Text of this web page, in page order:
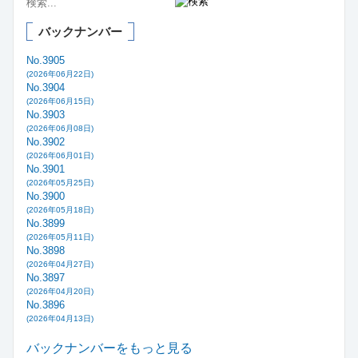
バックナンバー
No.3905
(2026年06月22日)
No.3904
(2026年06月15日)
No.3903
(2026年06月08日)
No.3902
(2026年06月01日)
No.3901
(2026年05月25日)
No.3900
(2026年05月18日)
No.3899
(2026年05月11日)
No.3898
(2026年04月27日)
No.3897
(2026年04月20日)
No.3896
(2026年04月13日)
バックナンバーをもっと見る